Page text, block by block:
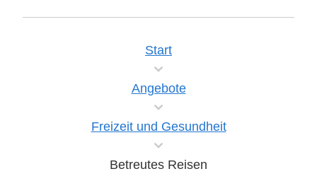
Start
Angebote
Freizeit und Gesundheit
Betreutes Reisen